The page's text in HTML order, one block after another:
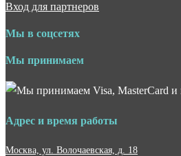
Вход для партнеров
Мы в соцсетях
Мы принимаем
Адрес и время работы
Москва, ул. Волочаевская, д. 18